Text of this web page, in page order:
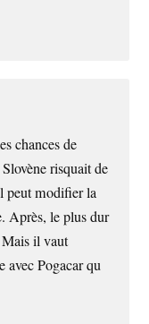
chances de
risquait de
peut modifier la
Après, le plus dur
Mais il vaut
avec Pogacar qu